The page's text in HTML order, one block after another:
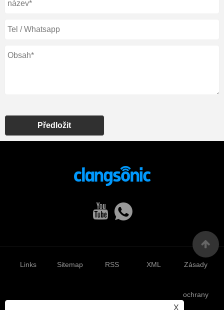
Předložit
X
Links Sitemap RSS XML Zásady
ochrany